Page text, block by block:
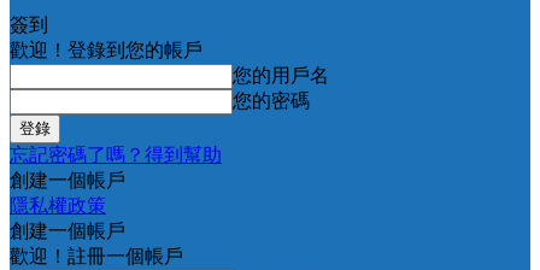
簽到
歡迎！登錄到您的帳戶
您的用戶名
您的密碼
忘記密碼了嗎？得到幫助
創建一個帳戶
隱私權政策
創建一個帳戶
歡迎！註冊一個帳戶